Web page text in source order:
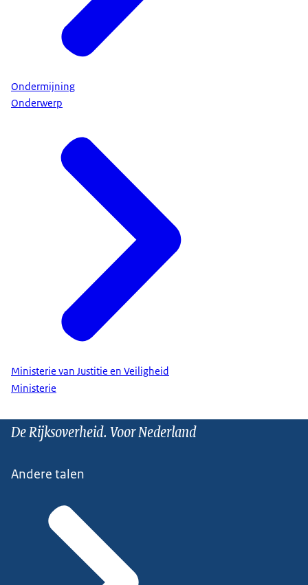
Ondermijning
Onderwerp
Ministerie van Justitie en Veiligheid
Ministerie
De Rijksoverheid. Voor Nederland
Andere talen